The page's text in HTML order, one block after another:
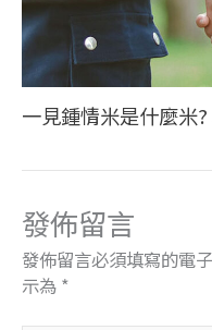
一見鍾情米是什麼米
發佈留言
發佈留言必須填寫的電
示為 *